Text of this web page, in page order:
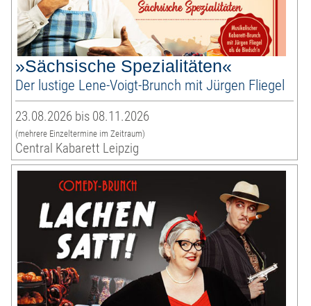
»Sächsische Spezialitäten«
Der lustige Lene-Voigt-Brunch mit Jürgen Fliegel
23.08.2026 bis 08.11.2026
(mehrere Einzeltermine im Zeitraum)
Central Kabarett Leipzig